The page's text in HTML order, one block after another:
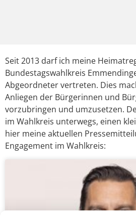
Seit 2013 darf ich meine
Bundestagswahlkreis
Abgeordneter vertreten. Dies
Anliegen der Bürgerinnen und
vorzubringen und umzusetzen.
im Wahlkreis unterwegs, einen
hier meine aktuellen
Engagement im Wahlkreis: